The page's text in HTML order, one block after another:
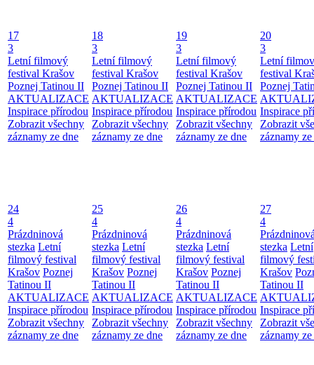
17
3
Letní filmový
festival Krašov
Poznej Tatinou II
AKTUALIZACE
Inspirace přírodou
Zobrazit všechny
záznamy ze dne
18
3
Letní filmový
festival Krašov
Poznej Tatinou II
AKTUALIZACE
Inspirace přírodou
Zobrazit všechny
záznamy ze dne
19
3
Letní filmový
festival Krašov
Poznej Tatinou II
AKTUALIZACE
Inspirace přírodou
Zobrazit všechny
záznamy ze dne
20
3
Letní
festival
Poznej
Inspirace
Zobrazit
záznamy
24
4
Prázdninová
stezka Letní
filmový festival
Krašov Poznej
Tatinou II
AKTUALIZACE
Inspirace přírodou
Zobrazit všechny
záznamy ze dne
25
4
Prázdninová
stezka Letní
filmový festival
Krašov Poznej
Tatinou II
AKTUALIZACE
Inspirace přírodou
Zobrazit všechny
záznamy ze dne
26
4
Prázdninová
stezka Letní
filmový festival
Krašov Poznej
Tatinou II
AKTUALIZACE
Inspirace přírodou
Zobrazit všechny
záznamy ze dne
27
4
stezka Letní
filmový
Krašov
Tatinou II
Inspirace
Zobrazit
záznamy